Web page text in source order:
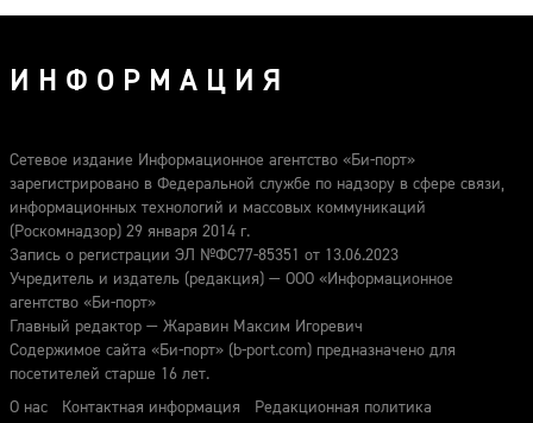
ИНФОРМАЦИЯ
Сетевое издание Информационное агентство «Би-порт»
зарегистрировано в Федеральной службе по надзору в сфере связи,
информационных технологий и массовых коммуникаций
(Роскомнадзор) 29 января 2014 г.
Запись о регистрации ЭЛ №ФС77-85351 от 13.06.2023
Учредитель и издатель (редакция) — ООО «Информационное
агентство «Би-порт»
Главный редактор — Жаравин Максим Игоревич
Содержимое сайта «Би-порт» (b-port.com) предназначено для
посетителей старше 16 лет.
О нас
Контактная информация Редакционная политика